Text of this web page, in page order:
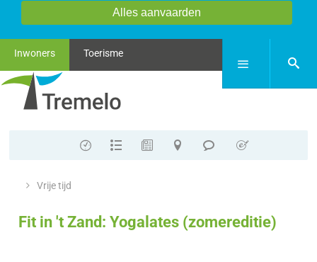
Alles aanvaarden
Inwoners Toerisme
Vrije tijd
Fit in 't Zand: Yogalates (zomereditie)